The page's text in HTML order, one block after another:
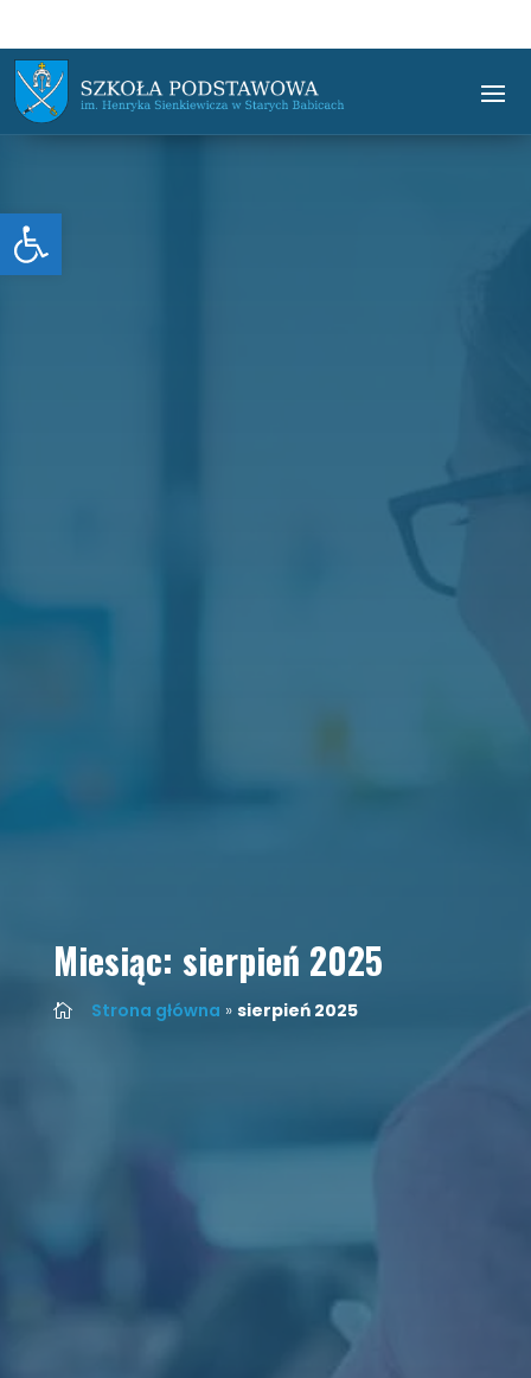
Otwórz pasek narzędzi
Miesiąc: sierpień 2025
 Strona główna » sierpień 2025